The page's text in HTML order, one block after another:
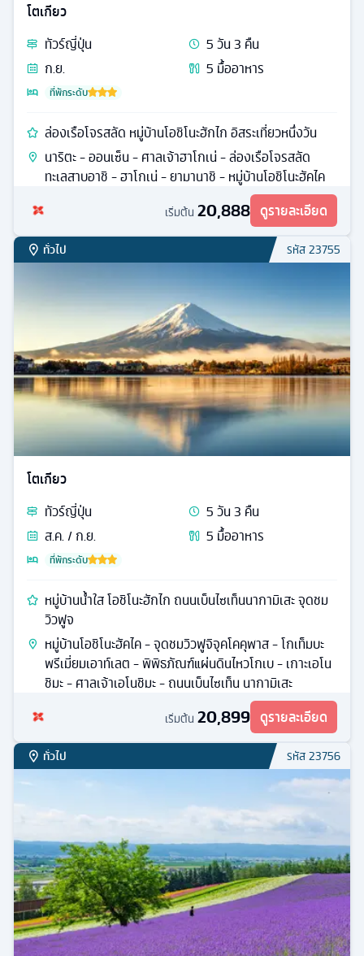
โตเกียว
ทัวร์ญี่ปุ่น 5วัน3 คืน
ก.ย.
5 มื้ออาหาร
ที่พักระดับ
ล่องเรือโจรสลัด หมู่บ้านโอชิโนะฮักไก อิสระเที่ยวหนึ่งวัน
นาริตะ - ออนเซ็น - ศาลเจ้าฮาโกเน่ - ล่องเรือโจรสลัด
ทะเลสาบอาชิ - ฮาโกเน่ - ยามานาชิ - หมู่บ้านโอชิโนะฮัคไค
เริ่มต้น 20,888 ดูรายละเอียด
ทั่วไป รหัส23755
โตเกียว
ทัวร์ญี่ปุ่น 5วัน3 คืน
ส.ค. / ก.ย.
5 มื้ออาหาร
ที่พักระดับ
หมู่บ้านน้ำใส โอชิโนะฮักไก ถนนเบ็นไซเท็นนากามิเสะ จุดชม
วิวฟูจ
หมู่บ้านโอชิโนะฮัคไค - จุดชมวิวฟูจิจุคโคคุพาส - โกเท็มบะ
พรีเมี่ยมเอาท์เลต - พิพิธภัณฑ์แผ่นดินไหวโกเบ - เกาะเอโน
ชิมะ - ศาลเจ้าเอโนชิมะ - ถนนเบ็นไซเท็น นากามิเสะ
เริ่มต้น 20,899 ดูรายละเอียด
ทั่วไป รหัส23756